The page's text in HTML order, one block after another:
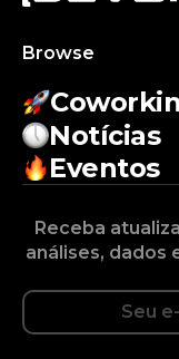
Browse
Notícias
Eventos
Receba
análises, dados